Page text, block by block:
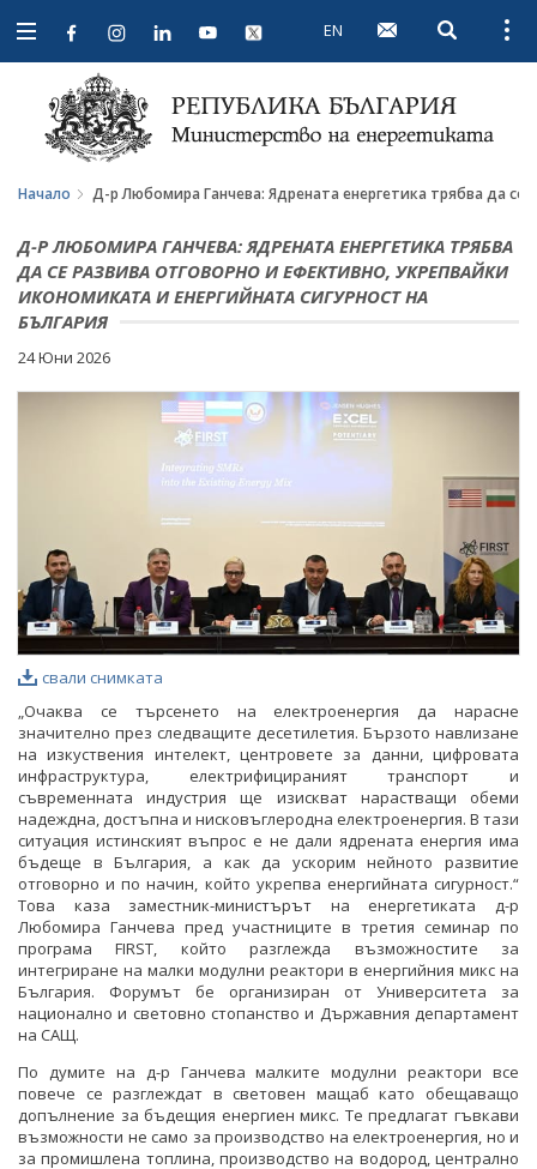
Open
navigation
EN Open
Начало Д-р Любомира Ганчева: Ядрената енергетика трябва да се
Д-Р ЛЮБОМИРА ГАНЧЕВА: ЯДРЕНАТА ЕНЕРГЕТИКА ТРЯБВА
ДА СЕ РАЗВИВА ОТГОВОРНО И ЕФЕКТИВНО, УКРЕПВАЙКИ
ИКОНОМИКАТА И ЕНЕРГИЙНАТА СИГУРНОСТ НА
БЪЛГАРИЯ
24 Юни 2026
свали снимката
„Очаква се търсенето на електроенергия да нарасне
значително през следващите десетилетия. Бързото навлизане
на изкуствения интелект, центровете за данни, цифровата
инфраструктура, електрифицираният транспорт и
съвременната индустрия ще изискват нарастващи обеми
надеждна, достъпна и нисковъглеродна електроенергия. В тази
ситуация истинският въпрос е не дали ядрената енергия има
бъдеще в България, а как да ускорим нейното развитие
отговорно и по начин, който укрепва енергийната сигурност.“
Това каза заместник-министърът на енергетиката д-р
Любомира Ганчева пред участниците в третия семинар по
програма FIRST, който разглежда възможностите за
интегриране на малки модулни реактори в енергийния микс на
България. Форумът бе организиран от Университета за
национално и световно стопанство и Държавния департамент
на САЩ.
По думите на д-р Ганчева малките модулни реактори все
повече се разглеждат в световен мащаб като обещаващо
допълнение за бъдещия енергиен микс. Те предлагат гъвкави
възможности не само за производство на електроенергия, но и
за промишлена топлина, производство на водород, централно